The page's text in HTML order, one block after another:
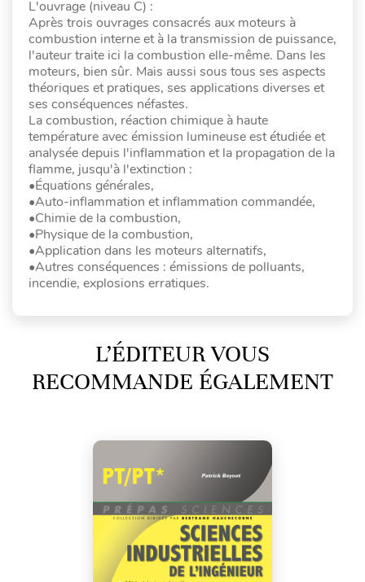
L'ouvrage (niveau C) :
Après trois ouvrages consacrés aux moteurs à
combustion interne et à la transmission de puissance,
l'auteur traite ici la combustion elle-même. Dans les
moteurs, bien sûr. Mais aussi sous tous ses aspects
théoriques et pratiques, ses applications diverses et
ses conséquences néfastes.
La combustion, réaction chimique à haute
température avec émission lumineuse est étudiée et
analysée depuis l'inflammation et la propagation de la
flamme, jusqu'à l'extinction :
•Équations générales,
•Auto-inflammation et inflammation commandée,
•Chimie de la combustion,
•Physique de la combustion,
•Application dans les moteurs alternatifs,
•Autres conséquences : émissions de polluants,
incendie, explosions erratiques.
L’ÉDITEUR VOUS
RECOMMANDE ÉGALEMENT